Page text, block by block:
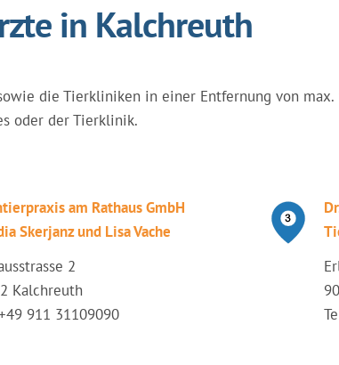
in Kalchreuth
die Tierkliniken in einer Entfernung von
oder der Tierklinik.
am Rathaus GmbH
Skerjanz und Lisa Vache
2
Kalchreuth
911 31109090